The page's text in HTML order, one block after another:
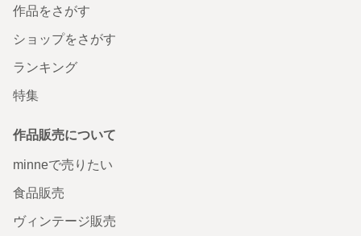
作品をさがす
ショップをさがす
ランキング
特集
作品販売について
minneで売りたい
食品販売
ヴィンテージ販売